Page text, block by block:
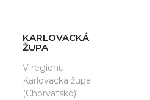
KARLOVACKÁ
ŽUPA
V regionu
Karlovacká župa
(Chorvatsko)